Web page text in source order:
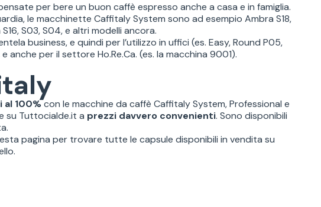
per bere un buon caffè espresso anche a casa e in famiglia.
le macchinette Caffitaly System sono ad esempio Ambra S18,
S03, S04, e altri modelli ancora.
business, e quindi per l’utilizzo in uffici (es. Easy, Round P05,
anche per il settore Ho.Re.Ca. (es. la macchina 9001).
100%con le macchine da caffè Caffitaly System, Professional e
su Tuttocialde.it a prezzi davvero convenienti. Sono disponibili
pagina per trovare tutte le capsule disponibili in vendita su